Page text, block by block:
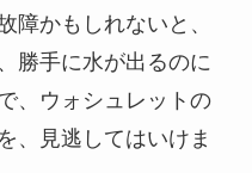
障かもしれないと、
勝手に水が出るのに
、ウォシュレットの
、見逃してはいけま